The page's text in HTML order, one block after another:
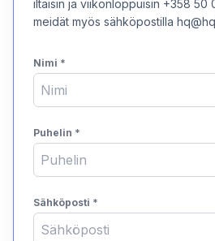
iltaisin ja viikonloppuisin +358 50
meidät myös sähköpostilla
Nimi *
Puhelin *
Sähköposti *